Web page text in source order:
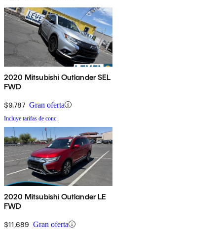
2020 Mitsubishi Outlander SEL
FWD
$9,787 Gran oferta
Incluye tarifas de conc.
2020 Mitsubishi Outlander LE
FWD
$11,689 Gran oferta